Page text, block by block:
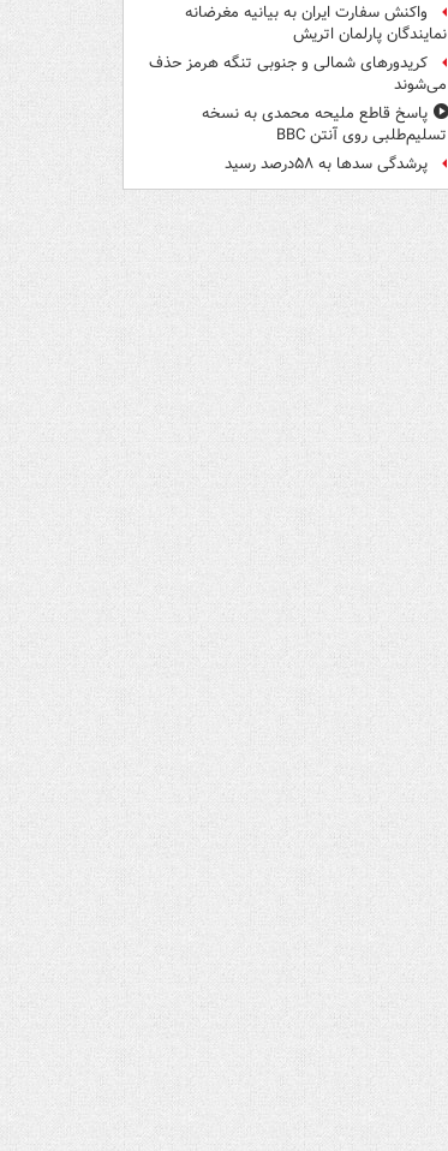
واکنش سفارت ایران به بیانیه مغرضانه
نمایندگان پارلمان اتریش
کریدورهای شمالی و جنوبی تنگه هرمز حذف
می‌شوند
پاسخ قاطع ملیحه محمدی به نسخه
تسلیم‌طلبی روی آنتن BBC
پرشدگی سدها به ۵۸درصد رسید